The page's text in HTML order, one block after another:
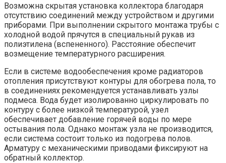
Возможна скрытая установка коллектора благодаря
отсутствию соединений между устройством и другими
приборами. При выполнении скрытого монтажа трубы с
холодной водой прячутся в специальный рукав из
полиэтилена (вспененного). Расстояние обеспечит
возмещение температурного расширения.
Если в системе водообеспечения кроме радиаторов
отопления присутствуют контуры для обогрева пола, то
в соединениях рекомендуется устанавливать узлы
подмеса. Вода будет изолированно циркулировать по
контуру с более низкой температурой, узел
обеспечивает добавление горячей воды по мере
остывания пола. Однако монтаж узла не производится,
если система состоит только из подогрева полов.
Арматуру с механическими приводами фиксируют на
обратный коллектор.